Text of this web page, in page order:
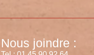
Nous joindre :